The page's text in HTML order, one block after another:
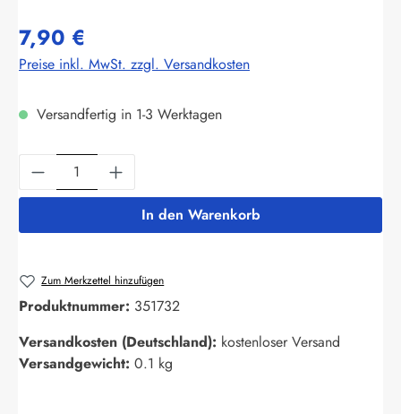
7,90 €
Preise inkl. MwSt. zzgl. Versandkosten
Versandfertig in 1-3 Werktagen
Produkt Anzahl: Gib den gewünschten
In den Warenkorb
Zum Merkzettel hinzufügen
Produktnummer: 351732
Versandkosten (Deutschland): kostenloser Versand
Versandgewicht: 0.1 kg